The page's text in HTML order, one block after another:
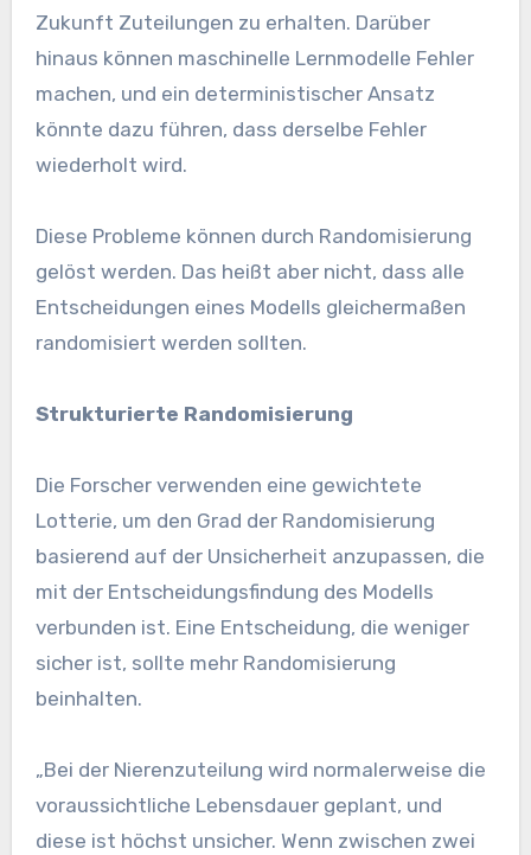
Zukunft Zuteilungen zu erhalten. Darüber
hinaus können maschinelle Lernmodelle Fehler
machen, und ein deterministischer Ansatz
könnte dazu führen, dass derselbe Fehler
wiederholt wird.
Diese Probleme können durch Randomisierung
gelöst werden. Das heißt aber nicht, dass alle
Entscheidungen eines Modells gleichermaßen
randomisiert werden sollten.
Strukturierte Randomisierung
Die Forscher verwenden eine gewichtete
Lotterie, um den Grad der Randomisierung
basierend auf der Unsicherheit anzupassen, die
mit der Entscheidungsfindung des Modells
verbunden ist. Eine Entscheidung, die weniger
sicher ist, sollte mehr Randomisierung
beinhalten.
„Bei der Nierenzuteilung wird normalerweise die
voraussichtliche Lebensdauer geplant, und
diese ist höchst unsicher. Wenn zwischen zwei